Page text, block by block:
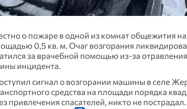
о пожаре в одной из комнат общежития
0,5 кв. м. Очаг возгорания
за врачебной помощью из-за
инцидента.
сигнал о возгорании машины в селе
средства на площади порядка
привлечения спасателей, никто не